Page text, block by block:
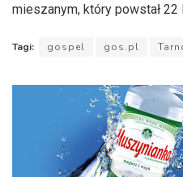
mieszanym, który powstał 22
Tagi: gospel gos.pl